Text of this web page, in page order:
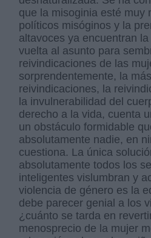
que la misoginia esté muy
políticos misóginos y la
altavoces ya encuentran
vuelta al asunto para
reivindicaciones de las
sorprendentemente, la
reivindicaciones, la
la invulnerabilidad del
derecho a la vida, cuenta
un obstáculo formidable
absolutamente nadie, en
cuestiona. La única
absolutamente todos los
inteligentes vislumbran y
violencia de género es la
debe parecer genial a los
¿cuánto se tarda en
menosprecio de la mujer